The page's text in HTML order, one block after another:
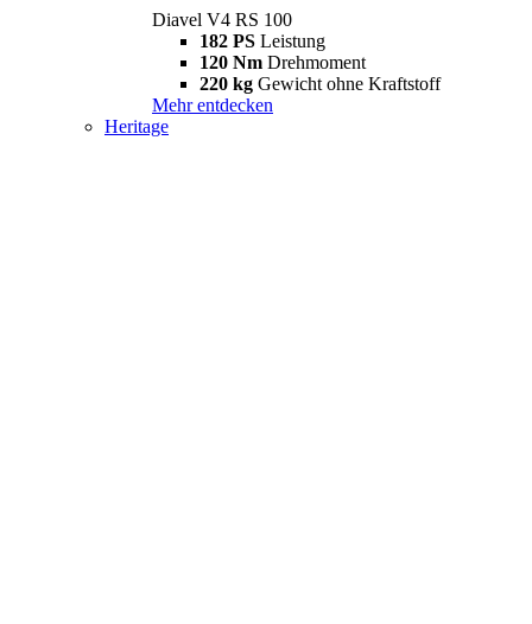
Diavel V4 RS 100
182 PS Leistung
120 Nm Drehmoment
220 kg Gewicht ohne Kraftstoff
Mehr entdecken
Heritage